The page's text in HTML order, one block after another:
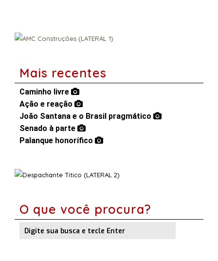
Mais recentes
Caminho livre
Ação e reação
João Santana e o Brasil pragmático
Senado à parte
Palanque honorífico
O que você procura?